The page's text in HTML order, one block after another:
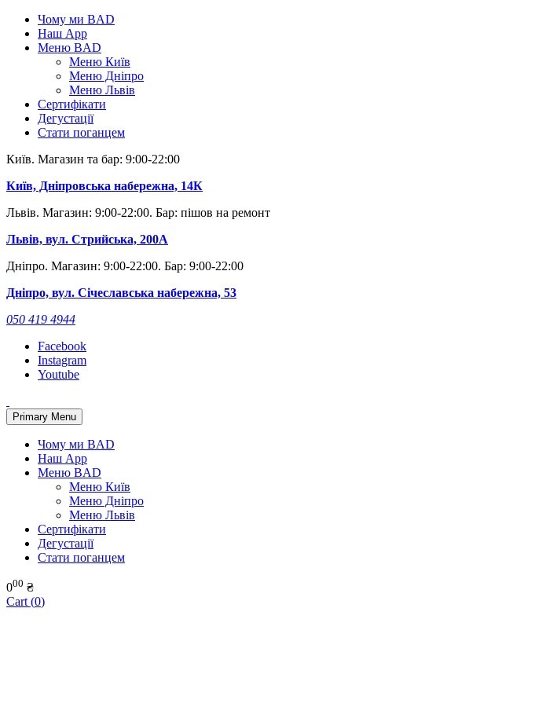
Skip
content
Чому ми BAD
Наш App
Меню BAD
Меню Київ
Меню Дніпро
Меню Львів
Сертифікати
Дегустації
Стати поганцем
Київ. Магазин та бар: 9:00-22:00
Київ, Дніпровська набережна, 14К
Львів. Магазин: 9:00-22:00. Бар: пішов на ремонт
Львів, вул. Стрийська, 200А
Дніпро. Магазин: 9:00-22:00. Бар: 9:00-22:00
Дніпро, вул. Січеславська набережна, 53
050 419 4944
Facebook
Instagram
Youtube
Primary Menu
Чому ми BAD
Наш App
Меню BAD
Меню Київ
Меню Дніпро
Меню Львів
Сертифікати
Дегустації
Стати поганцем
000 ₴
Cart (0)